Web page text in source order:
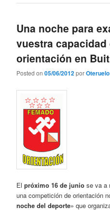
Una noche para
vuestra capacidad
orientación en
Posted on05/06/2012porOteruelo
Elpróximo 16 de junio se va a
una competición de orientación
noche del deporte» que